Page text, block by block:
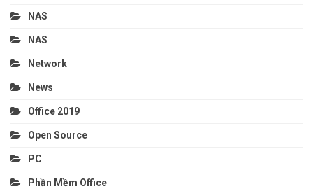
NAS
NAS
Network
News
Office 2019
Open Source
PC
Phần Mềm Office